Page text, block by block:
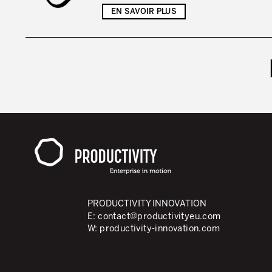
EN SAVOIR PLUS
PRODUCTIVITY INNOVATION
E:contact@productivityeu.com
W: productivity-innovation.com